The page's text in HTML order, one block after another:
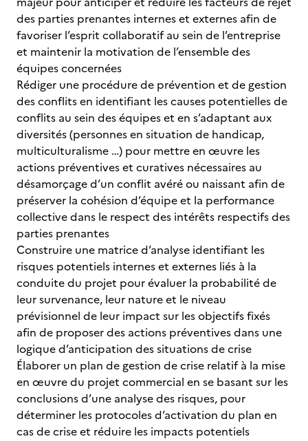
des parties prenantes internes et externes afin de
favoriser l’esprit collaboratif au sein de l’entreprise
et maintenir la motivation de l’ensemble des
équipes concernées
Rédiger une procédure de prévention et de gestion
des conflits en identifiant les causes potentielles de
conflits au sein des équipes et en s’adaptant aux
diversités (personnes en situation de handicap,
multiculturalisme …) pour mettre en œuvre les
actions préventives et curatives nécessaires au
désamorçage d’un conflit avéré ou naissant afin de
préserver la cohésion d’équipe et la performance
collective dans le respect des intérêts respectifs des
parties prenantes
Construire une matrice d’analyse identifiant les
risques potentiels internes et externes liés à la
conduite du projet pour évaluer la probabilité de
leur survenance, leur nature et le niveau
prévisionnel de leur impact sur les objectifs fixés
afin de proposer des actions préventives dans une
logique d’anticipation des situations de crise
Élaborer un plan de gestion de crise relatif à la mise
en œuvre du projet commercial en se basant sur les
conclusions d’une analyse des risques, pour
déterminer les protocoles d’activation du plan en
cas de crise et réduire les impacts potentiels